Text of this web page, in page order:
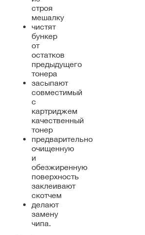
строя
мешалку
чистят
бункер
от
остатков
предыдущего
тонера
засыпают
совместимый
с
картриджем
качественный
тонер
предварительно
очищенную
и
обезжиренную
поверхность
заклеивают
скотчем
делают
замену
чипа.